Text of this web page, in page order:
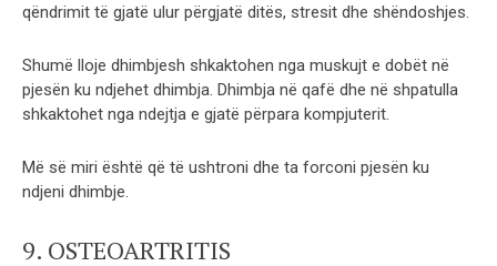
qëndrimit të gjatë ulur përgjatë ditës, stresit dhe shëndoshjes.
Shumë lloje dhimbjesh shkaktohen nga muskujt e dobët në
pjesën ku ndjehet dhimbja. Dhimbja në qafë dhe në shpatulla
shkaktohet nga ndejtja e gjatë përpara kompjuterit.
Më së miri është që të ushtroni dhe ta forconi pjesën ku
ndjeni dhimbje.
9. OSTEOARTRITIS